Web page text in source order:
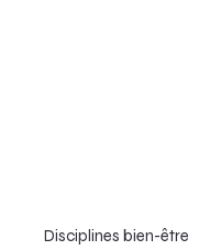
Disciplines bien-être